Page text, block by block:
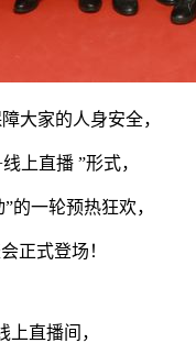
大家的人身安全，
上直播 ”形式，
的一轮预热狂欢，
正式登场！
直播间，